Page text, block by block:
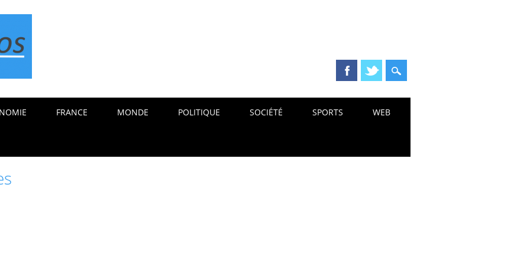
FRANCE MONDE POLITIQUE SOCIÉTÉ SPORTS WEB